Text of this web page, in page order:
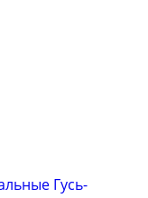
Гусь-